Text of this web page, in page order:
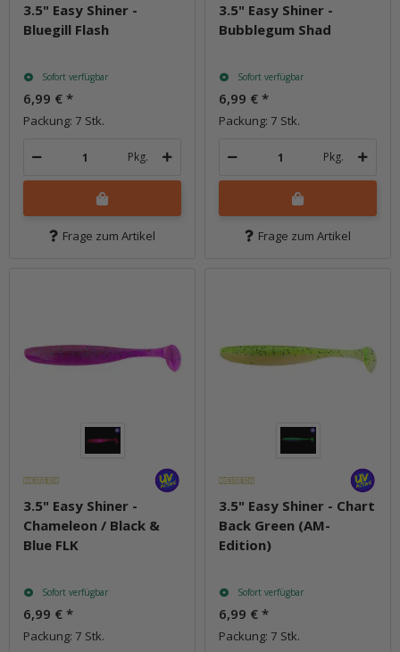
3.5" Easy Shiner -
Bluegill Flash
Sofort verfügbar
6,99 € *
Packung: 7 Stk.
Pkg.
Frage zum Artikel
3.5" Easy Shiner -
Bubblegum Shad
Sofort verfügbar
6,99 € *
Packung: 7 Stk.
Pkg.
Frage zum Artikel
3.5" Easy Shiner -
Chameleon / Black &
Blue FLK
Sofort verfügbar
6,99 € *
Packung: 7 Stk.
3.5" Easy Shiner - Chart
Back Green (AM-
Edition)
Sofort verfügbar
6,99 € *
Packung: 7 Stk.